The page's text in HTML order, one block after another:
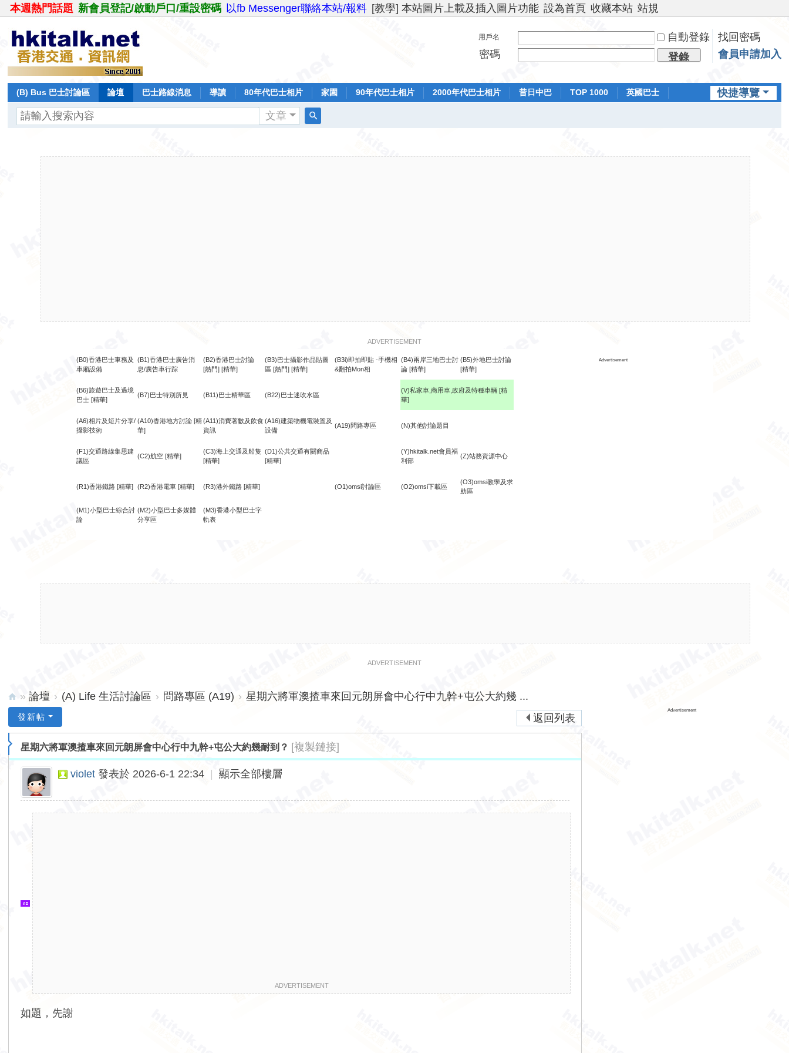
本週熱門話題 新會員登記/啟動戶口/重設密碼 以fb Messenger聯絡本站/報料 [教學] 本站圖片上載及插入圖片功能 設為首頁 收藏本站 站規
用戶名 自動登錄
找回密碼
密碼
登錄 會員申請加入
快捷導覽
(B) Bus 巴士討論區 論壇 巴士路線消息 導讀 80年代巴士相片 家園 90年代巴士相片 2000年代巴士相片 昔日中巴 TOP 1000
英國巴士
文章
ADVERTISEMENT
(B0)香港巴士車務及
車廂設備
(B1)香港巴士廣告消
息/廣告車行踪
(B2)香港巴士討論
[熱門] [精華]
(B3)巴士攝影作品貼圖
區 [熱門] [精華]
(B3i)即拍即貼 -手機相
&翻拍Mon相
(B4)兩岸三地巴士討
論 [精華]
(B5)外地巴士討論
[精華]
Advertisement
(B6)旅遊巴士及過境
巴士 [精華]
(B7)巴士特別所見 (B11)巴士精華區 (B22)巴士迷吹水區
(V)私家車,商用車,政府及特種車輛 [精
華]
(A6)相片及短片分享/
攝影技術
(A10)香港地方討論 [精
華]
(A11)消費著數及飲食
資訊
(A16)建築物機電裝置及
設備
(A19)問路專區 (N)其他討論題目
(F1)交通路線集思建
議區
(C2)航空 [精華]
(C3)海上交通及船隻
[精華]
(D1)公共交通有關商品
[精華]
(Y)hkitalk.net會員福
利部
(Z)站務資源中心
(R1)香港鐵路 [精華] (R2)香港電車 [精華] (R3)港外鐵路 [精華] (O1)omsi討論區 (O2)omsi下載區
(O3)omsi教學及求
助區
(M1)小型巴士綜合討
論
(M2)小型巴士多媒體
分享區
(M3)香港小型巴士字
軌表
ADVERTISEMENT
lk.
» 論壇 › (A) Life 生活討論區 › 問路專區 (A19) › 星期六將軍澳揸車來回元朗屏會中心行中九幹+屯公大約幾 ...
返回列表
發新帖
星期六將軍澳揸車來回元朗屏會中心行中九幹+屯公大約幾耐到？ [複製鏈接]
violet 發表於 2026-6-1 22:34 顯示全部樓層
ADVERTISEMENT
如題，先謝
Advertisement